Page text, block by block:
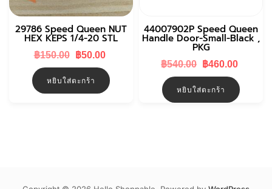
29786 Speed Queen NUT
HEX KEPS 1/4-20 STL
฿150.00
Original
฿150.00.
฿50.00
is:
฿50.00.
หยิบใส่ตะกร้า
44007902P Speed Queen
Handle Door-Small-Black ,
PKG
฿540.00 Original
฿540.00.
฿460.00
หยิบใส่ตะกร้า